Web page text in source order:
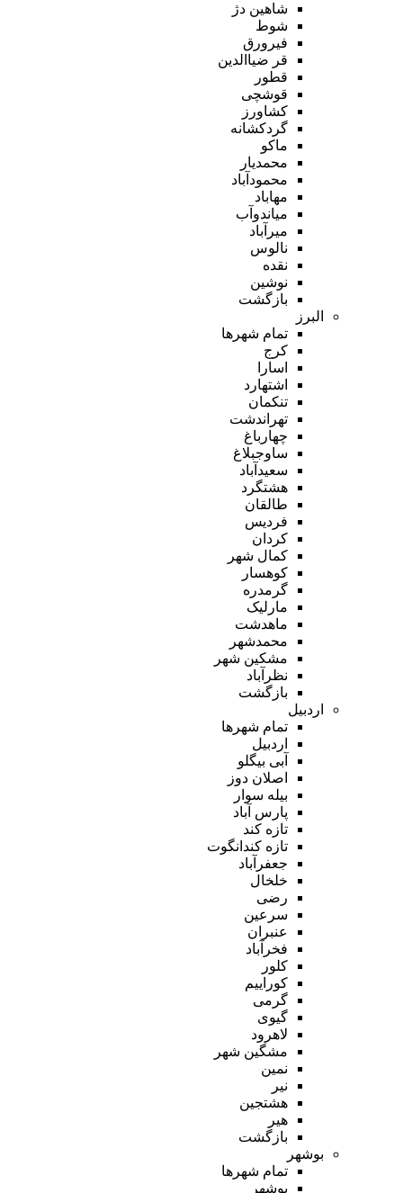
شاهین دژ
شوط
فیرورق
قر ضیاالدین
قطور
قوشچی
کشاورز
گردکشانه
ماکو
محمدیار
محمودآباد
مهاباد
میاندوآب
میرآباد
نالوس
نقده
نوشین
بازگشت
البرز
تمام شهر‌ها
کرج
اسارا
اشتهارد
تنکمان
تهراندشت
چهارباغ
ساوجبلاغ
سعیدآباد
هشتگرد
طالقان
فردیس
کردان
کمال شهر
کوهسار
گرمدره
مارلیک
ماهدشت
محمدشهر
مشکین شهر
نظرآباد
بازگشت
اردبیل
تمام شهر‌ها
اردبیل
آبی بیگلو
اصلان دوز
بیله سوار
پارس آباد
تازه کند
تازه کندانگوت
جعفرآباد
خلخال
رضی
سرعین
عنبران
فخرآباد
کلور
کوراییم
گرمی
گیوی
لاهرود
مشگین شهر
نمین
نیر
هشتجین
هیر
بازگشت
بوشهر
تمام شهر‌ها
بوشهر